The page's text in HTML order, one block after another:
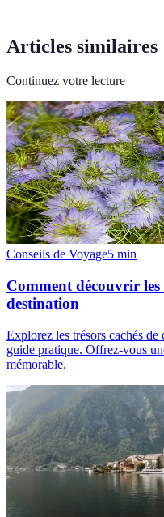
Articles similaires
Continuez votre lecture
Conseils de Voyage5 min
Comment découvrir les
destination
Explorez les trésors cachés
guide pratique. Offrez-vous
mémorable.